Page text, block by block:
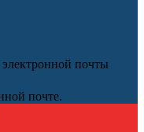
почты
почте.